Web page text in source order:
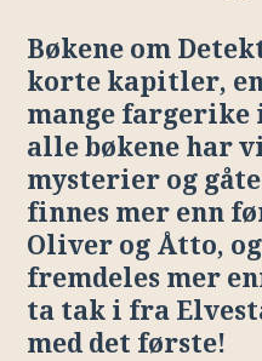
Bøkene om
korte kapitler,
mange
alle bøkene har
mysterier og
finnes mer enn
Oliver og Åtto,
fremdeles mer
ta tak i fra
med det første!